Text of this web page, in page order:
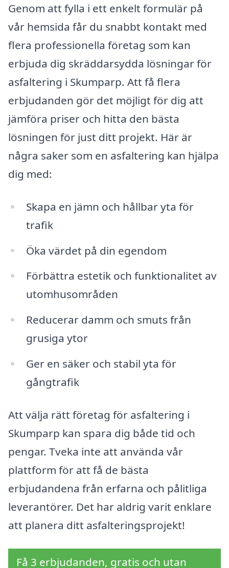
Genom att fylla i ett enkelt formulär på
vår hemsida får du snabbt kontakt med
flera professionella företag som kan
erbjuda dig skräddarsydda lösningar för
asfaltering i Skumparp. Att få flera
erbjudanden gör det möjligt för dig att
jämföra priser och hitta den bästa
lösningen för just ditt projekt. Här är
några saker som en asfaltering kan hjälpa
dig med:
Skapa en jämn och hållbar yta för
trafik
Öka värdet på din egendom
Förbättra estetik och funktionalitet av
utomhusområden
Reducerar damm och smuts från
grusiga ytor
Ger en säker och stabil yta för
gångtrafik
Att välja rätt företag för asfaltering i
Skumparp kan spara dig både tid och
pengar. Tveka inte att använda vår
plattform för att få de bästa
erbjudandena från erfarna och pålitliga
leverantörer. Det har aldrig varit enklare
att planera ditt asfalteringsprojekt!
Få 3 erbjudanden, gratis och utan